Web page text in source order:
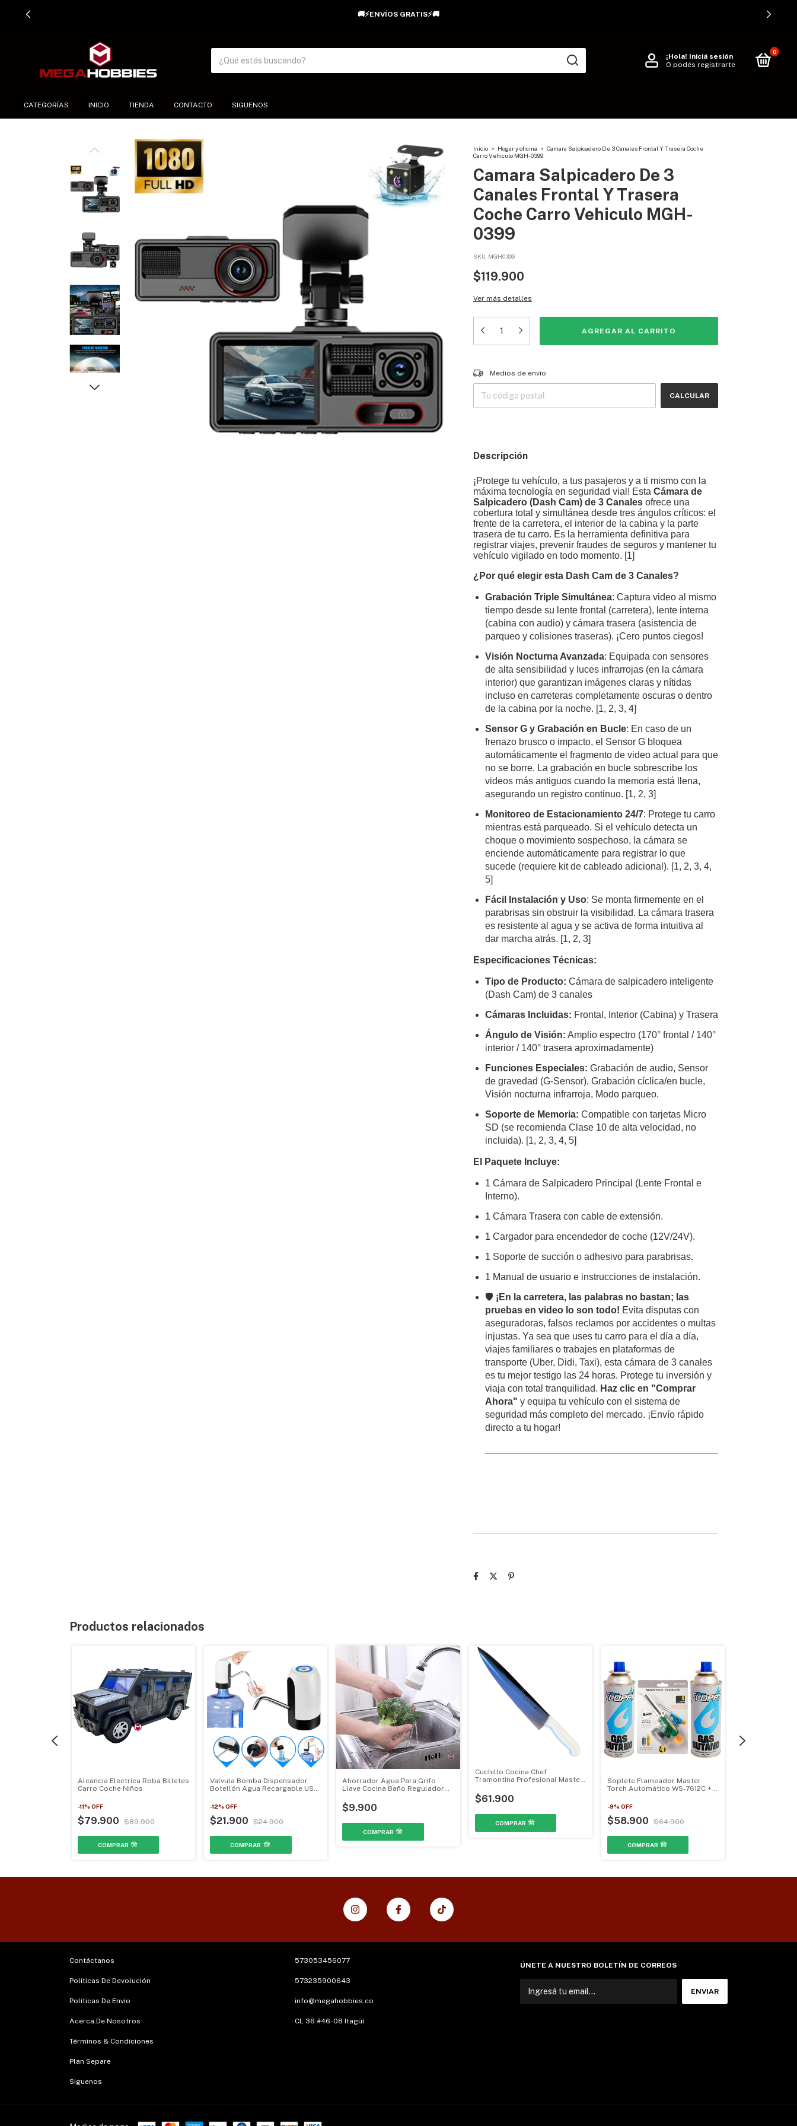
🚚⚡ENVÍOS GRATIS⚡🚚
¡Hola! Iniciá sesión
O podés registrarte
0
CATEGORÍAS INICIO TIENDA CONTACTO SIGUENOS
Inicio > Hogar y oficina > Camara Salpicadero De 3 Canales Frontal Y Trasera Coche
Carro Vehiculo MGH-0399
Camara Salpicadero De 3
Canales Frontal Y Trasera
Coche Carro Vehiculo MGH-
0399
SKU: MGH0399
$119.900
Ver más detalles
Entregas para el CP:
Medios de envío
CALCULAR
Descripción
¡Protege tu vehículo, a tus pasajeros y a ti mismo con la
máxima tecnología en seguridad vial! Esta Cámara de
Salpicadero (Dash Cam) de 3 Canales ofrece una
cobertura total y simultánea desde tres ángulos críticos: el
frente de la carretera, el interior de la cabina y la parte
trasera de tu carro. Es la herramienta definitiva para
registrar viajes, prevenir fraudes de seguros y mantener tu
vehículo vigilado en todo momento. [1]
¿Por qué elegir esta Dash Cam de 3 Canales?
Grabación Triple Simultánea: Captura video al mismo
tiempo desde su lente frontal (carretera), lente interna
(cabina con audio) y cámara trasera (asistencia de
parqueo y colisiones traseras). ¡Cero puntos ciegos!
Visión Nocturna Avanzada: Equipada con sensores
de alta sensibilidad y luces infrarrojas (en la cámara
interior) que garantizan imágenes claras y nítidas
incluso en carreteras completamente oscuras o dentro
de la cabina por la noche. [1, 2, 3, 4]
Sensor G y Grabación en Bucle: En caso de un
frenazo brusco o impacto, el Sensor G bloquea
automáticamente el fragmento de video actual para que
no se borre. La grabación en bucle sobrescribe los
videos más antiguos cuando la memoria está llena,
asegurando un registro continuo. [1, 2, 3]
Monitoreo de Estacionamiento 24/7: Protege tu carro
mientras está parqueado. Si el vehículo detecta un
choque o movimiento sospechoso, la cámara se
enciende automáticamente para registrar lo que
sucede (requiere kit de cableado adicional). [1, 2, 3, 4,
5]
Fácil Instalación y Uso: Se monta firmemente en el
parabrisas sin obstruir la visibilidad. La cámara trasera
es resistente al agua y se activa de forma intuitiva al
dar marcha atrás. [1, 2, 3]
Especificaciones Técnicas:
Tipo de Producto: Cámara de salpicadero inteligente
(Dash Cam) de 3 canales
Cámaras Incluidas: Frontal, Interior (Cabina) y Trasera
Ángulo de Visión: Amplio espectro (170° frontal / 140°
interior / 140° trasera aproximadamente)
Funciones Especiales: Grabación de audio, Sensor
de gravedad (G-Sensor), Grabación cíclica/en bucle,
Visión nocturna infrarroja, Modo parqueo.
Soporte de Memoria: Compatible con tarjetas Micro
SD (se recomienda Clase 10 de alta velocidad, no
incluida). [1, 2, 3, 4, 5]
El Paquete Incluye:
1 Cámara de Salpicadero Principal (Lente Frontal e
Interno).
1 Cámara Trasera con cable de extensión.
1 Cargador para encendedor de coche (12V/24V).
1 Soporte de succión o adhesivo para parabrisas.
1 Manual de usuario e instrucciones de instalación.
🛡️ ¡En la carretera, las palabras no bastan; las
pruebas en video lo son todo! Evita disputas con
aseguradoras, falsos reclamos por accidentes o multas
injustas. Ya sea que uses tu carro para el día a día,
viajes familiares o trabajes en plataformas de
transporte (Uber, Didi, Taxi), esta cámara de 3 canales
es tu mejor testigo las 24 horas. Protege tu inversión y
viaja con total tranquilidad. Haz clic en "Comprar
Ahora" y equipa tu vehículo con el sistema de
seguridad más completo del mercado. ¡Envío rápido
directo a tu hogar!
Productos relacionados
Alcancia Electrica Roba Billetes
Carro Coche Niños
-11% OFF
$79.900 $89.900
Valvula Bomba Dispensador
Botellón Agua Recargable USB
-12%OFF
$21.900 $24.900
Ahorrador Agua Para Grifo
Llave Cocina Baño Regulador
$9.900
Cuchillo Cocina Chef
Tramontina Profesional Master
$61.900
Soplete Flameador Master
Torch Automático WS-7612C +
-9% OFF
$58.900 $64.900
Contáctanos
Políticas De Devolución
Políticas De Envío
Acerca De Nosotros
Términos & Condiciones
Plan Separe
Siguenos
573053456077
573235900643
info@megahobbies.co
CL 36 #46-08 Itagüí
ÚNETE A NUESTRO BOLETÍN DE CORREOS